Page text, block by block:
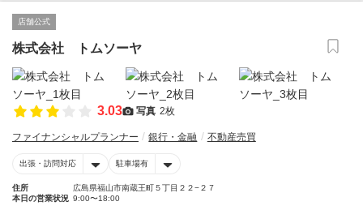
店舗公式
株式会社 トムソーヤ
3.03 写真 2枚
ファイナンシャルプランナー 銀行・金融 不動産売買
出張・訪問対応 駐車場有
住所
広島県福山市南蔵王町５丁目２２−２７
本日の営業状況 9:00〜18:00